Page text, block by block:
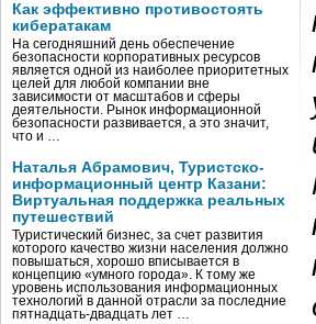
Как эффективно противостоять
кибератакам
На сегодняшний день обеспечение
безопасности корпоративных ресурсов
является одной из наиболее приоритетных
целей для любой компании вне
зависимости от масштабов и сферы
деятельности. Рынок информационной
безопасности развивается, а это значит,
что и …
Наталья Абрамович, Туристско-
информационный центр Казани:
Виртуальная поддержка реальных
путешествий
Туристический бизнес, за счет развития
которого качество жизни населения должно
повышаться, хорошо вписывается в
концепцию «умного города». К тому же
уровень использования информационных
технологий в данной отрасли за последние
пятнадцать-двадцать лет …